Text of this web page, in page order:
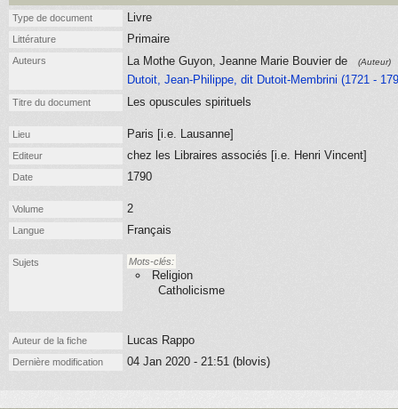
Type de document Livre
Littérature Primaire
Auteurs La Mothe Guyon, Jeanne Marie Bouvier de (Auteur)
Dutoit, Jean-Philippe, dit Dutoit-Membrini (1721 -
Titre du document Les opuscules spirituels
Lieu Paris [i.e. Lausanne]
Editeur chez les Libraires associés [i.e. Henri Vincent]
Date 1790
Volume 2
Langue Français
Sujets Mots-clés:
Religion
Catholicisme
Auteur de la fiche Lucas Rappo
Dernière modification 04 Jan 2020 - 21:51 (blovis)